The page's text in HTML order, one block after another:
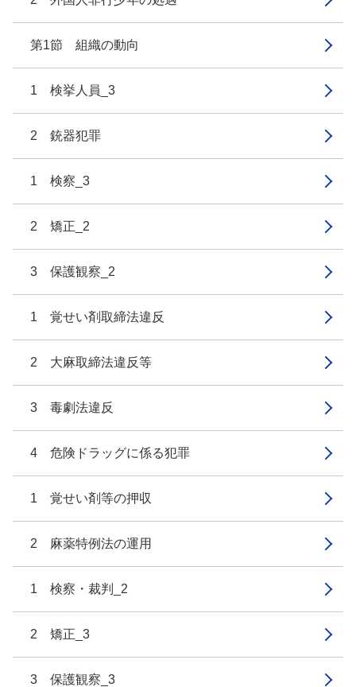
第1節 組織の動向
1 検挙人員_3
2 銃器犯罪
1 検察_3
2 矯正_2
3 保護観察_2
1 覚せい剤取締法違反
2 大麻取締法違反等
3 毒劇法違反
4 危険ドラッグに係る犯罪
1 覚せい剤等の押収
2 麻薬特例法の運用
1 検察・裁判_2
2 矯正_3
3 保護観察_3